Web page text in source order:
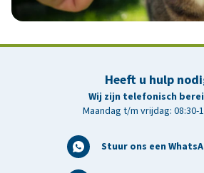
Heeft u hulp
Wij zijn telefonisch
Maandag t/m vrijdag: 08:30-
Stuur ons een